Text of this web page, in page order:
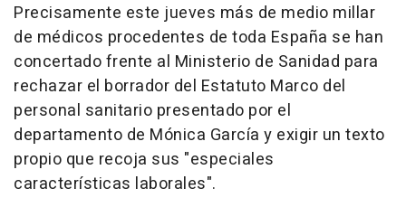
Precisamente este jueves más de medio millar
de médicos procedentes de toda España se han
concertado frente al Ministerio de Sanidad para
rechazar el borrador del Estatuto Marco del
personal sanitario presentado por el
departamento de Mónica García y exigir un texto
propio que recoja sus "especiales
características laborales".